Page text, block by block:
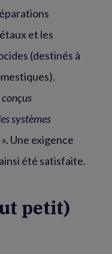
et les
(destinés à
conçus
systèmes
». Une exigence
été satisfaite.
petit)